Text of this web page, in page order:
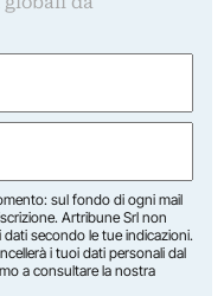
sul fondo di ogni mail
Artribune Srl non
secondo le tue indicazioni.
i tuoi dati personali dal
a consultare la nostra